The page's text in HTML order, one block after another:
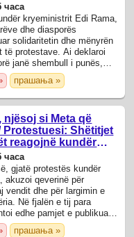
часа
kryeministrit Edi Rama,
dhe diasporës
solidaritetin dhe mënyrën
të protestave. Ai deklaroi
janë shembull i punës,
...
прашања »
njësoj si Meta që
Protestuesi: Shëtitjet
reagojnë kundër
часа
gjatë protestës kundër
akuzoi qeverinë për
vendit dhe për largimin e
Në fjalën e tij para
edhe pamjet e publikuara
...
прашања »